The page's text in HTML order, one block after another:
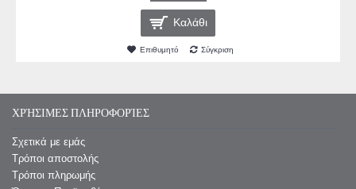
Καλάθι
Επιθυμητό Σύγκριση
ΧΡΉΣΙΜΕΣ ΠΛΗΡΟΦΟΡΊΕΣ
Σχετικά με εμάς
Τρόποι αποστολής
Τρόποι πληρωμής